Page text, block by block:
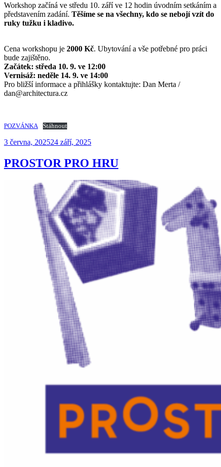
Workshop začíná ve středu 10. září ve 12 hodin úvodním setkáním a
představením zadání. Těšíme se na všechny, kdo se nebojí vzít do
ruky tužku i kladivo.
Cena workshopu je 2000 Kč. Ubytování a vše potřebné pro práci
bude zajištěno.
Začátek: středa 10. 9. ve 12:00
Vernisáž: neděle 14. 9. ve 14:00
Pro bližší informace a přihlášky kontaktujte: Dan Merta /
dan@architectura.cz
POZVÁNKA Stáhnout
Publikováno
3 června, 202524 září, 2025
PROSTOR PRO HRU